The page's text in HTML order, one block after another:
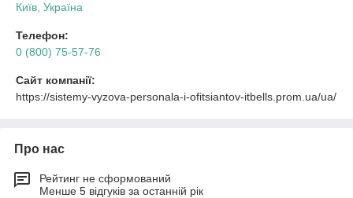
Київ, Україна
Телефон:
0 (800) 75-57-76
Сайт компанії:
https://sistemy-vyzova-personala-i-ofitsiantov-itbells.prom.ua/ua/
Про нас
Рейтинг не сформований
Менше 5 відгуків за останній рік